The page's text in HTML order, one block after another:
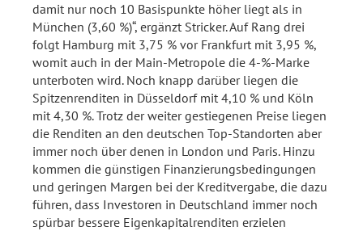
damit nur noch 10 Basispunkte höher liegt als in
München (3,60 %)“, ergänzt Stricker. Auf Rang drei
folgt Hamburg mit 3,75 % vor Frankfurt mit 3,95 %,
womit auch in der Main-Metropole die 4-%-Marke
unterboten wird. Noch knapp darüber liegen die
Spitzenrenditen in Düsseldorf mit 4,10 % und Köln
mit 4,30 %. Trotz der weiter gestiegenen Preise liegen
die Renditen an den deutschen Top-Standorten aber
immer noch über denen in London und Paris. Hinzu
kommen die günstigen Finanzierungsbedingungen
und geringen Margen bei der Kreditvergabe, die dazu
führen, dass Investoren in Deutschland immer noch
spürbar bessere Eigenkapitalrenditen erzielen